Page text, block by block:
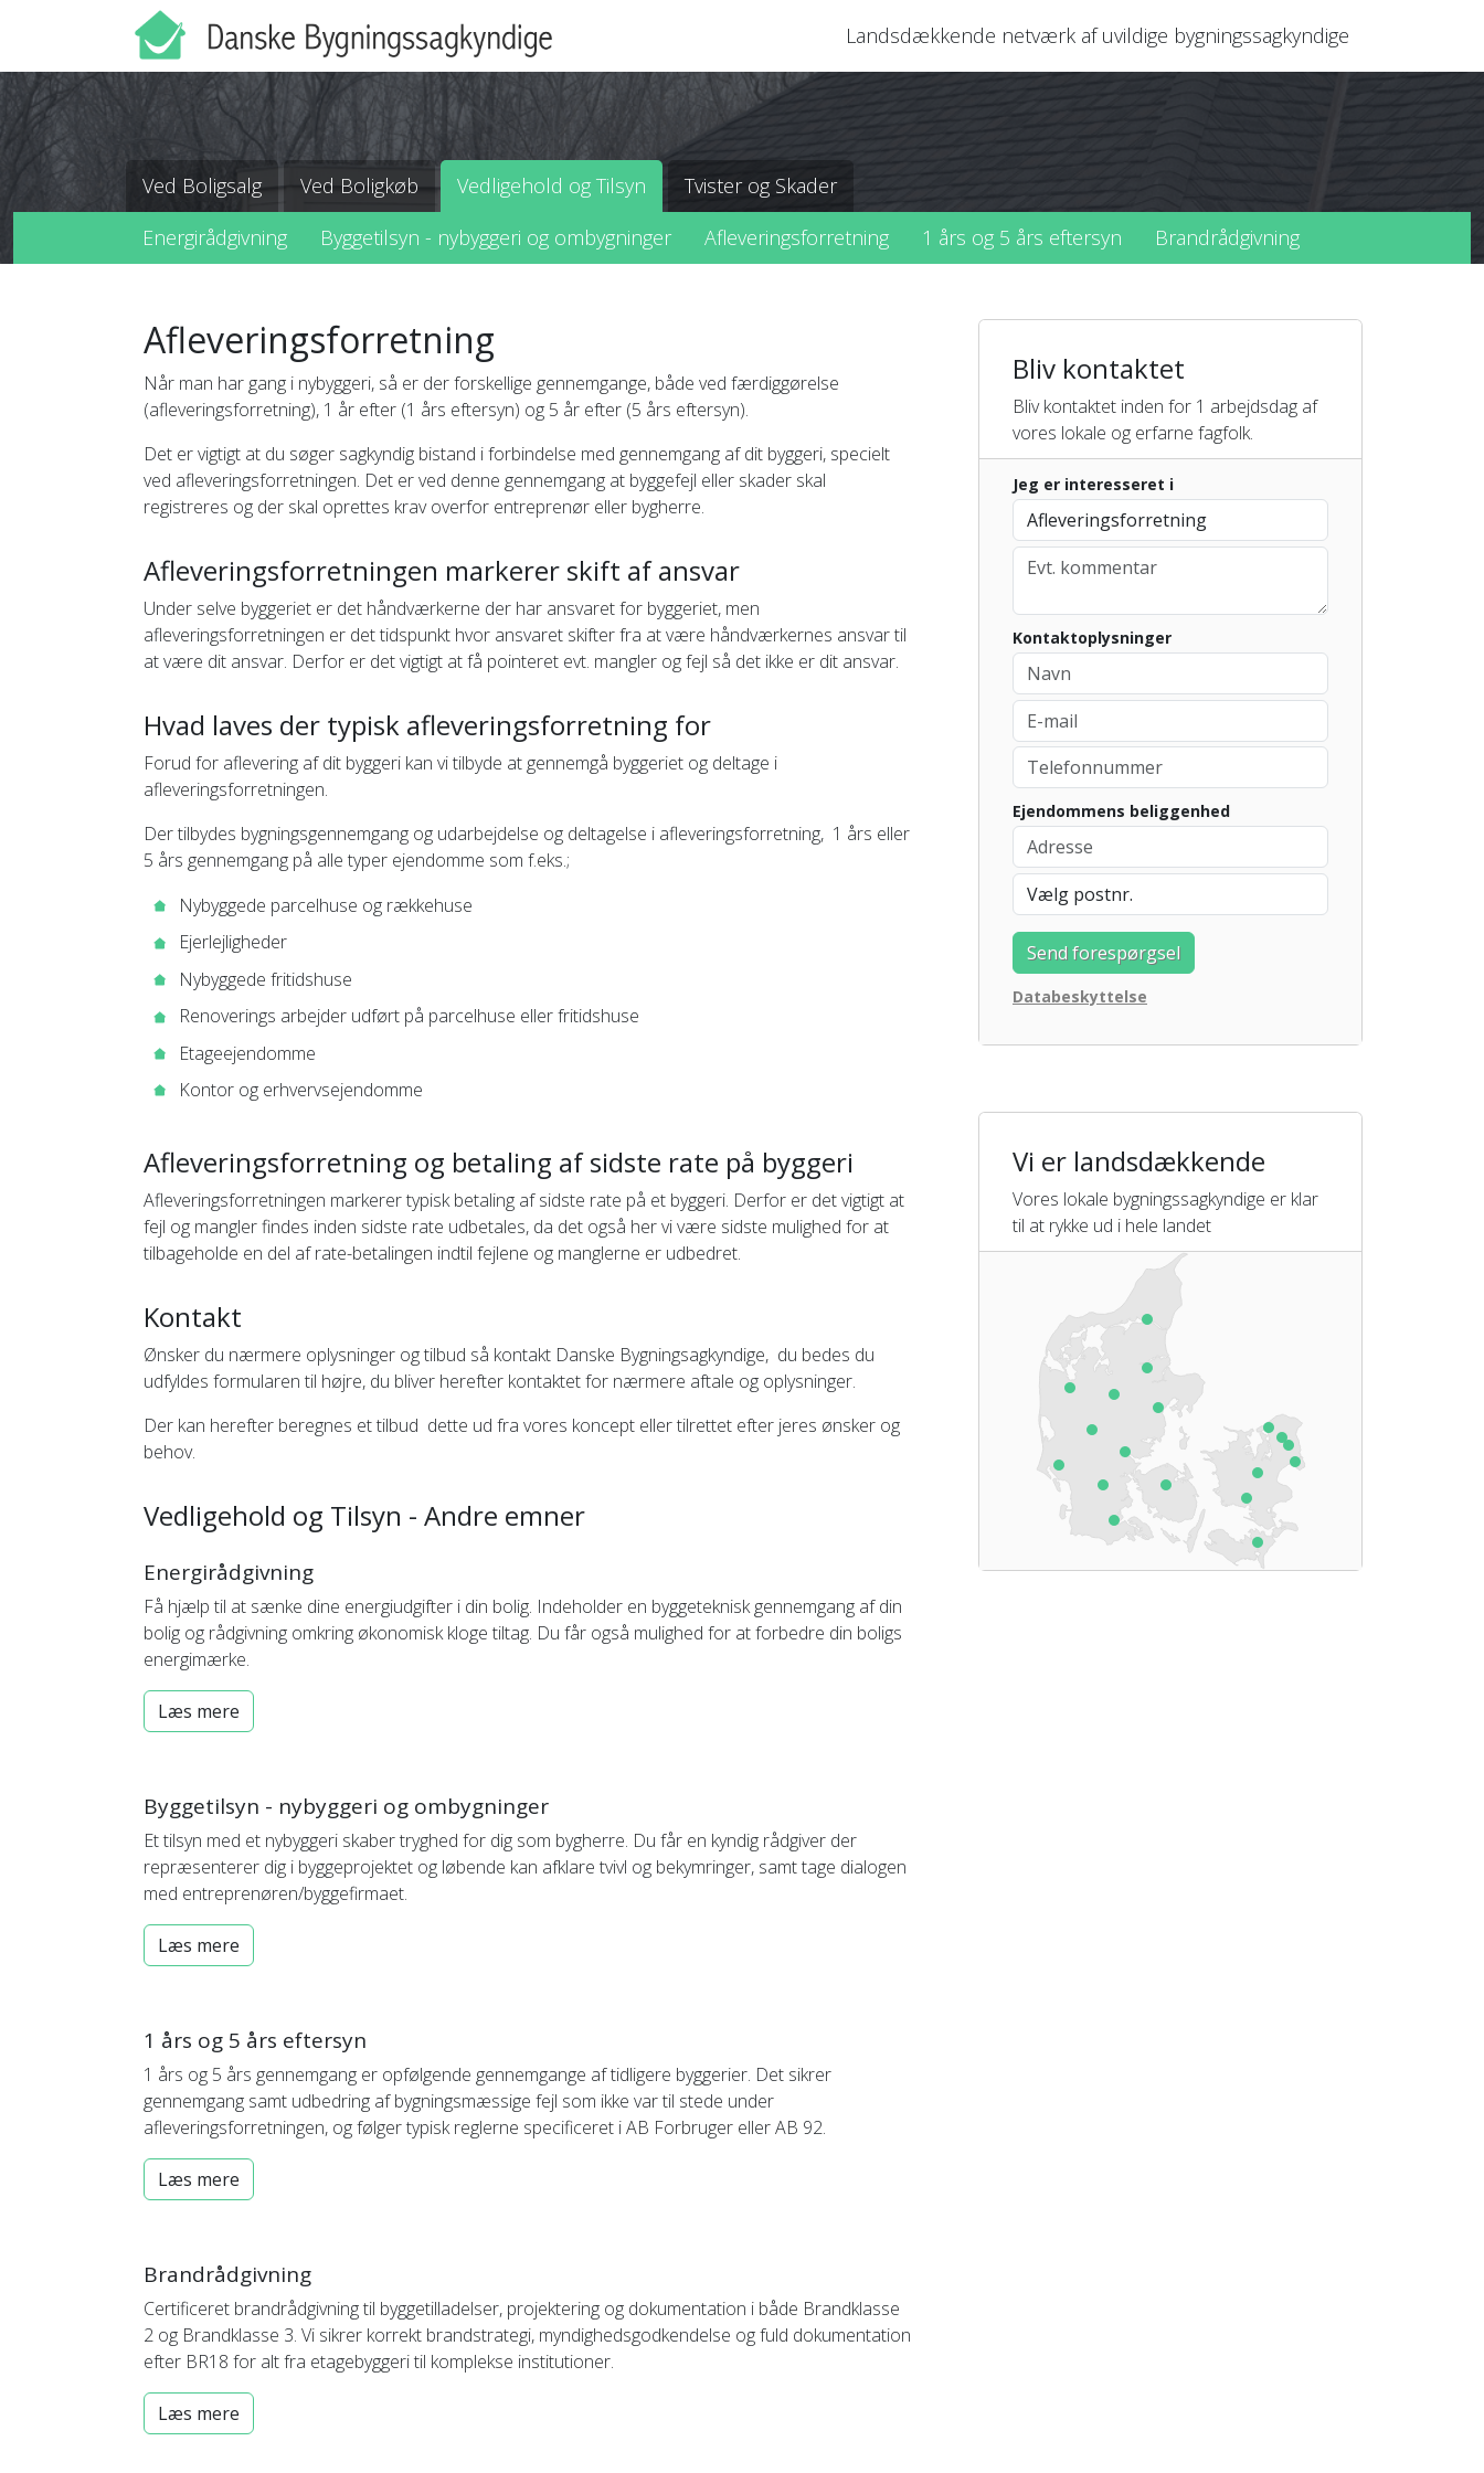
Landsdækkende netværk af uvildige bygningssagkyndige
Ved Boligsalg Ved Boligkøb Vedligehold og Tilsyn
Tvister og Skader
Energirådgivning
Byggetilsyn - nybyggeri og ombygninger Afleveringsforretning 1 års og 5 års eftersyn Brandrådgivning
Afleveringsforretning
Når man har gang i nybyggeri, så er der forskellige gennemgange, både ved færdiggørelse
(afleveringsforretning), 1 år efter (1 års eftersyn) og 5 år efter (5 års eftersyn).
Det er vigtigt at du søger sagkyndig bistand i forbindelse med gennemgang af dit byggeri, specielt
ved afleveringsforretningen. Det er ved denne gennemgang at byggefejl eller skader skal
registreres og der skal oprettes krav overfor entreprenør eller bygherre.
Afleveringsforretningen markerer skift af ansvar
Under selve byggeriet er det håndværkerne der har ansvaret for byggeriet, men
afleveringsforretningen er det tidspunkt hvor ansvaret skifter fra at være håndværkernes ansvar til
at være dit ansvar. Derfor er det vigtigt at få pointeret evt. mangler og fejl så det ikke er dit ansvar.
Hvad laves der typisk afleveringsforretning for
Forud for aflevering af dit byggeri kan vi tilbyde at gennemgå byggeriet og deltage i
afleveringsforretningen.
Der tilbydes bygningsgennemgang og udarbejdelse og deltagelse i afleveringsforretning, 1 års eller
5 års gennemgang på alle typer ejendomme som f.eks.;
Nybyggede parcelhuse og rækkehuse
Ejerlejligheder
Nybyggede fritidshuse
Renoverings arbejder udført på parcelhuse eller fritidshuse
Etageejendomme
Kontor og erhvervsejendomme
Afleveringsforretning og betaling af sidste rate på byggeri
Afleveringsforretningen markerer typisk betaling af sidste rate på et byggeri. Derfor er det vigtigt at
fejl og mangler findes inden sidste rate udbetales, da det også her vi være sidste mulighed for at
tilbageholde en del af rate-betalingen indtil fejlene og manglerne er udbedret.
Kontakt
Ønsker du nærmere oplysninger og tilbud så kontakt Danske Bygningsagkyndige, du bedes du
udfyldes formularen til højre, du bliver herefter kontaktet for nærmere aftale og oplysninger.
Der kan herefter beregnes et tilbud dette ud fra vores koncept eller tilrettet efter jeres ønsker og
behov.
Vedligehold og Tilsyn - Andre emner
Energirådgivning
Få hjælp til at sænke dine energiudgifter i din bolig. Indeholder en byggeteknisk gennemgang af din
bolig og rådgivning omkring økonomisk kloge tiltag. Du får også mulighed for at forbedre din boligs
energimærke.
Læs mere
Byggetilsyn - nybyggeri og ombygninger
Et tilsyn med et nybyggeri skaber tryghed for dig som bygherre. Du får en kyndig rådgiver der
repræsenterer dig i byggeprojektet og løbende kan afklare tvivl og bekymringer, samt tage dialogen
med entreprenøren/byggefirmaet.
Læs mere
1 års og 5 års eftersyn
1 års og 5 års gennemgang er opfølgende gennemgange af tidligere byggerier. Det sikrer
gennemgang samt udbedring af bygningsmæssige fejl som ikke var til stede under
afleveringsforretningen, og følger typisk reglerne specificeret i AB Forbruger eller AB 92.
Læs mere
Brandrådgivning
Certificeret brandrådgivning til byggetilladelser, projektering og dokumentation i både Brandklasse
2 og Brandklasse 3. Vi sikrer korrekt brandstrategi, myndighedsgodkendelse og fuld dokumentation
efter BR18 for alt fra etagebyggeri til komplekse institutioner.
Læs mere
Bliv kontaktet
Bliv kontaktet inden for 1 arbejdsdag af
vores lokale og erfarne fagfolk.
Jeg er interesseret i
Kontaktoplysninger
Ejendommens beliggenhed
Databeskyttelse
Vi er landsdækkende
Vores lokale bygningssagkyndige er klar
til at rykke ud i hele landet